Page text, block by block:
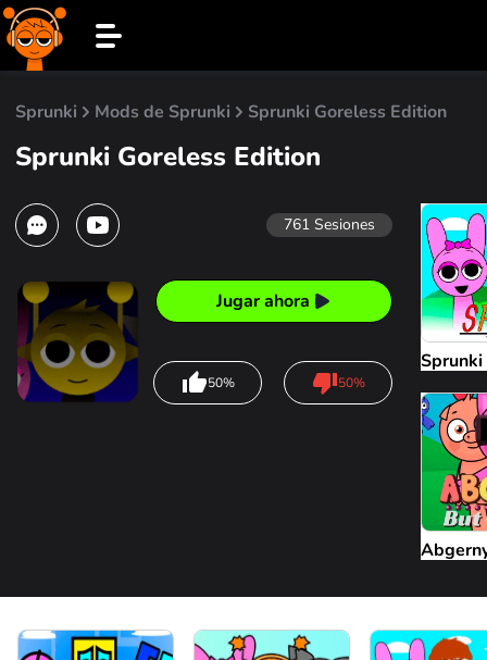
Sprunki Mods de Sprunki Sprunki Goreless Edition
Sprunki Goreless Edition
761 Sesiones
Jugar ahora
50% 50%
Sprunki